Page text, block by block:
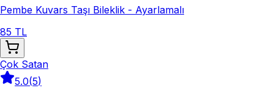
Pembe Kuvars Taşı Bileklik - Ayarlamalı
85 TL
Çok Satan
5.0(5)